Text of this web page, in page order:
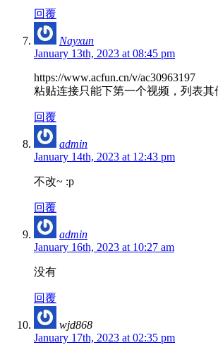
回覆
Nayxun
January 13th, 2023 at 08:45 pm
https://www.acfun.cn/v/ac30963197
粘贴连接只能下第一个视频，列表其
回覆
admin
January 14th, 2023 at 12:43 pm
不改~ :p
回覆
admin
January 16th, 2023 at 10:27 am
没有
回覆
wjd868
January 17th, 2023 at 02:35 pm